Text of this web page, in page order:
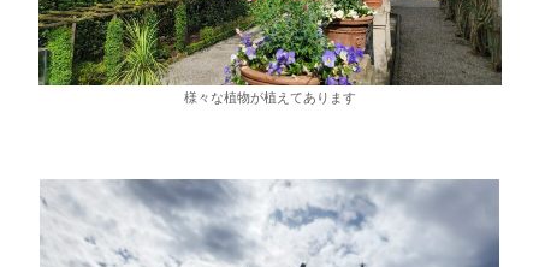
様々な植物が植えてあります